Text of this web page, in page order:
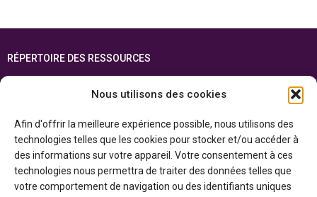
Nous utilisons des cookies
Afin d'offrir la meilleure expérience possible, nous utilisons des
technologies telles que les cookies pour stocker et/ou accéder à
des informations sur votre appareil. Votre consentement à ces
technologies nous permettra de traiter des données telles que
votre comportement de navigation ou des identifiants uniques
RÉPERTOIRE DES RESSOURCES
ENGLISH
Cette ressource est réalisée grâce au soutien financier du gouvernement de
l’Ontario et du gouvernement duCanada par l’entremise du ministère du
Patrimoine canadien